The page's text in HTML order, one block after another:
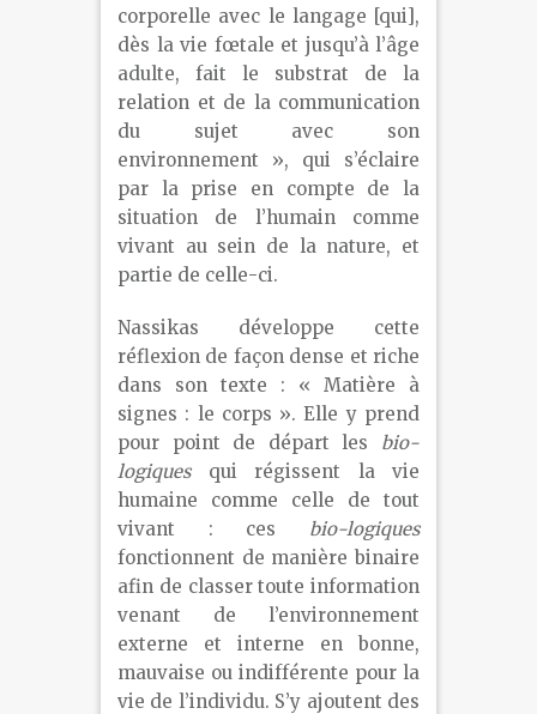
corporelle avec le langage [qui],
dès la vie fœtale et jusqu’à l’âge
adulte, fait le substrat de la
relation et de la communication
du sujet avec son
environnement », qui s’éclaire
par la prise en compte de la
situation de l’humain comme
vivant au sein de la nature, et
partie de celle-ci.
Nassikas développe cette
réflexion de façon dense et riche
dans son texte : « Matière à
signes : le corps ». Elle y prend
pour point de départ les bio-
logiquesqui régissent la vie
humaine comme celle de tout
vivant : ces bio-logiques
fonctionnent de manière binaire
afin de classer toute information
venant de l’environnement
externe et interne en bonne,
mauvaise ou indifférente pour la
vie de l’individu. S’y ajoutent des